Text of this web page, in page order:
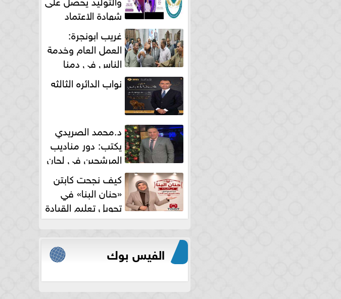
شهادة الاعتماد
الكامل
غريب ابونجرة:
العمل العام وخدمة
الناس فى دمنا
نواب الدائره الثالثه
د.محمد الصريدي
يكتب: دور مناديب
المرشحين في لجان
الانتخابات
كيف نجحت كابتن
«حنان البنا» في
تحويل تعليم القيادة
النسائية من خوف...
الفيس بوك